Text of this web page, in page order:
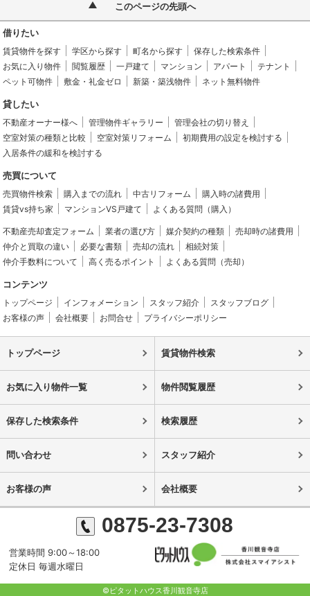
このページの先頭へ
借りたい
賃貸物件を探す 学区から探す 町名から探す
保存した検索条件
お気に入り物件
閲覧履歴 一戸建て マンション アパート
テナント
ペット可物件
敷金・礼金ゼロ 新築・築浅物件 ネット無料物件
貸したい
不動産オーナー様へ 管理物件ギャラリー
管理会社の切り替え
空室対策の種類と比較
空室対策リフォーム
初期費用の設定を検討する
入居条件の緩和を検討する
売買について
売買物件検索 購入までの流れ 中古リフォーム
購入時の諸費用
賃貸vs持ち家
マンションVS戸建て よくある質問（購入）
不動産売却査定フォーム 業者の選び方 媒介契約の種類
売却時の諸費用
仲介と買取の違い
必要な書類 売却の流れ
相続対策
仲介手数料について
高く売るポイント よくある質問（売却）
コンテンツ
トップページ インフォメーション スタッフ紹介
スタッフブログ
お客様の声
会社概要 お問合せ プライバシーポリシー
トップページ 賃貸物件検索
お気に入り物件一覧 物件閲覧履歴
保存した検索条件 検索履歴
問い合わせ スタッフ紹介
お客様の声 会社概要
0875-23-7308
営業時間 9:00～18:00
定休日 毎週水曜日
©ピタットハウス香川観音寺店